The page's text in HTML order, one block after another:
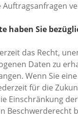
Auftragsanfragen
haben Sie
das Recht,
Daten zu
Wenn Sie
für die
Einschränkung
Beschwerderecht